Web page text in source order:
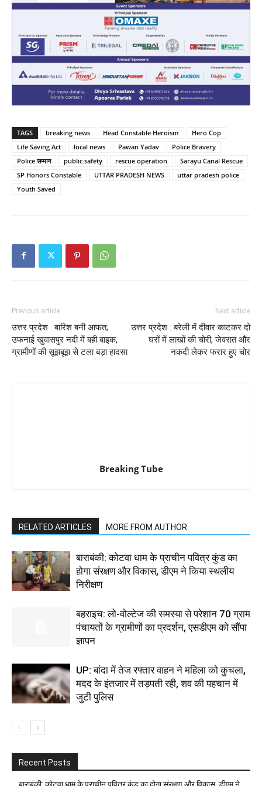
TAGS breaking news Head Constable Heroism
Hero Cop
Life Saving Act
local news Pawan Yadav
Police Bravery
Police सम्मान
public safety rescue operation
Sarayu Canal Rescue
SP Honors Constable
UTTAR PRADESH NEWS
uttar pradesh police
Youth Saved
Previous article
उत्तर प्रदेश : बारिश बनी आफत;
उफनाई खुवासपुर नदी में बही बाइक,
ग्रामीणों की सूझबूझ से टला बड़ा हादसा
Next article
उत्तर प्रदेश : बरेली में दीवार काटकर दो
घरों में लाखों की चोरी, जेवरात और
नकदी लेकर फरार हुए चोर
Breaking Tube
RELATED ARTICLES MORE FROM AUTHOR
बाराबंकी: कोटवा धाम के प्राचीन पवित्र कुंड का
होगा संरक्षण और विकास, डीएम ने किया स्थलीय
निरीक्षण
बहराइच: लो-वोल्टेज की समस्या से परेशान 70 ग्राम
पंचायतों के ग्रामीणों का प्रदर्शन, एसडीएम को सौंपा
ज्ञापन
UP: बांदा में तेज रफ्तार वाहन ने महिला को कुचला,
मदद के इंतजार में तड़पती रही, शव की पहचान में
जुटी पुलिस
Recent Posts
बाराबंकी: कोटवा धाम के प्राचीन पवित्र कुंड का होगा संरक्षण और विकास, डीएम ने